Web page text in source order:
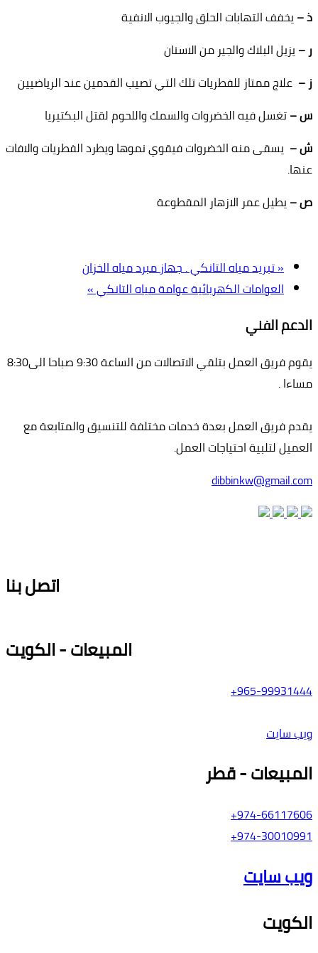
ذ –يخفف التهابات الحلق والجيوب الانفية
ر –يزيل البلاك والجير من الاسنان
ز – علاج ممتاز للفطريات تلك التي تصيب القدمين عند الرياضيين
س –تغسل فيه الخضروات والسمك واللحوم لقتل البكتيريا
ش – يسقى منه الخضروات فيقوي نموها ويطرد الفطريات والافات
عنها.
ص –يطيل عمر الازهار المقطوعة
« تبريد مياه التانكي . جهاز مبرد مياه الخزان
العوامات الكهربائية عوامة مياه التانكي »
الدعم الفني
يقوم فريق العمل بتلقي الاتصالات من الساعة 9:30 صباحا الى8:30
مساءا .
يقدم فريق العمل بعدة خدمات مختلفة للتنسيق والمتابعة مع
العميل لتلبية احتياجات العمل.
dibbinkw@gmail.com
اتصل بنا
المبيعات - الكويت
965-99931444+
ويب سايت
المبيعات - قطر
974-66117606+
974-30010991+
ويب سايت
الكويت